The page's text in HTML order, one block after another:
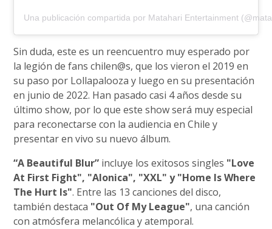
Una publicación compartida por Matahari Entertainment
Sin duda, este es un reencuentro muy esperado por
la legión de fans chilen@s, que los vieron el 2019 en
su paso por Lollapalooza y luego en su presentación
en junio de 2022. Han pasado casi 4 años desde su
último show, por lo que este show será muy especial
para reconectarse con la audiencia en Chile y
presentar en vivo su nuevo álbum.
“A Beautiful Blur” incluye los exitosos singles "Love
At First Fight", "Alonica", "XXL" y "Home Is Where
The Hurt Is". Entre las 13 canciones del disco,
también destaca "Out Of My League", una canción
con atmósfera melancólica y atemporal.